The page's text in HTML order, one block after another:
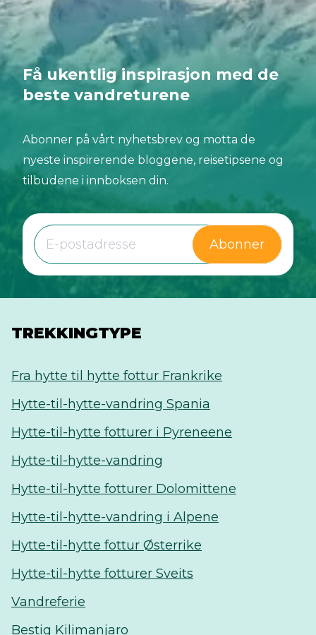
Få ukentlig inspirasjon med de
beste vandreturene
Abonner på vårt nyhetsbrev og motta de
nyeste inspirerende bloggene, reisetipsene og
tilbudene i innboksen din.
Abonner
TREKKINGTYPE
Fra hytte til hytte fottur Frankrike
Hytte-til-hytte-vandring Spania
Hytte-til-hytte fotturer i Pyreneene
Hytte-til-hytte-vandring
Hytte-til-hytte fotturer Dolomittene
Hytte-til-hytte-vandring i Alpene
Hytte-til-hytte fottur Østerrike
Hytte-til-hytte fotturer Sveits
Vandreferie
Bestig Kilimanjaro